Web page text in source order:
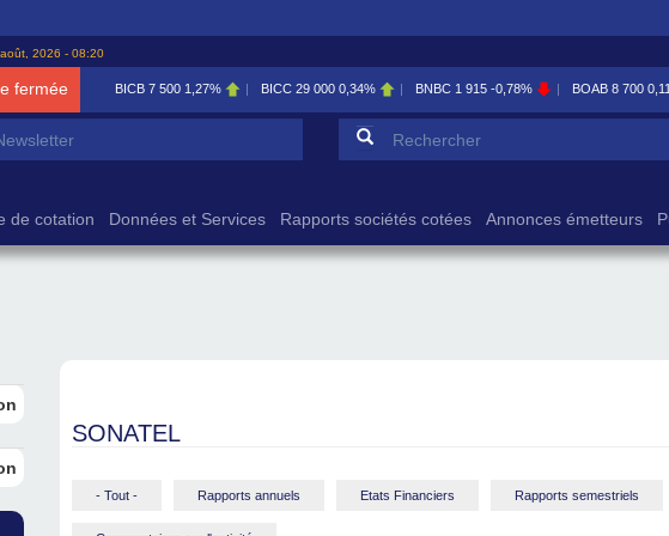
2026 - 08:20
fermée BICB 7 500 1,27% BICC 29 000 0,34% BNBC 1 915 -0,78% BOAB 8 700
Formulaire de
de cotation Données et Services Rapports sociétés cotées Annonces émetteurs
SONATEL
- Tout - Rapports annuels Etats Financiers Rapports semestriels